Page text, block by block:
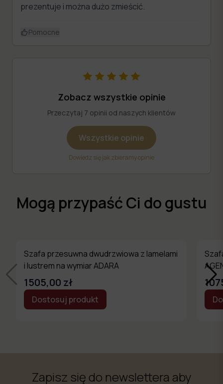
prezentuje i można dużo zmieścić.
Pomocne
Zobacz wszystkie opinie
Przeczytaj 7 opinii od naszych klientów
Wszystkie opinie
Dowiedz się jak zbieramy opinie
Mogą przypaść Ci do gustu
Szafa przesuwna dwudrzwiowa z lamelami
i lustrem na wymiar ADARA
1505,00 zł
Dostosuj produkt
Zapisz się do newslettera aby